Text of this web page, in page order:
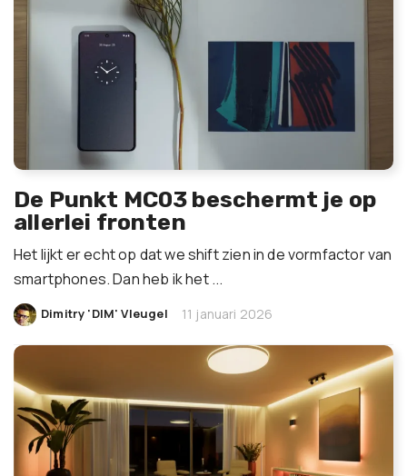
De Punkt MC03 beschermt je op
allerlei fronten
Het lijkt er echt op dat we shift zien in de vormfactor van
smartphones. Dan heb ik het ...
Dimitry 'DIM' Vleugel 11 januari 2026